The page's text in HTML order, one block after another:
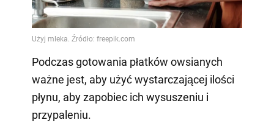
Podczas gotowania płatków owsianych
ważne jest, aby użyć wystarczającej ilości
płynu, aby zapobiec ich wysuszeniu i
przypaleniu.